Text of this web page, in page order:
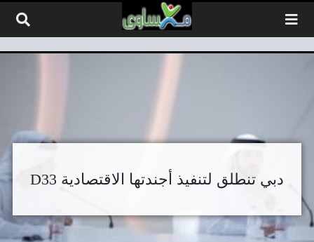
دبي تنطلق لتنفيذ أجندتها الاقتصادية D33